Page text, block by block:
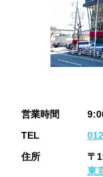
営業時間
TEL
住所
〒
東